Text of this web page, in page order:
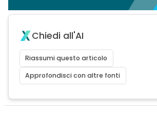
Chiedi all'AI
Riassumi questo articolo
Approfondisci con altre fonti